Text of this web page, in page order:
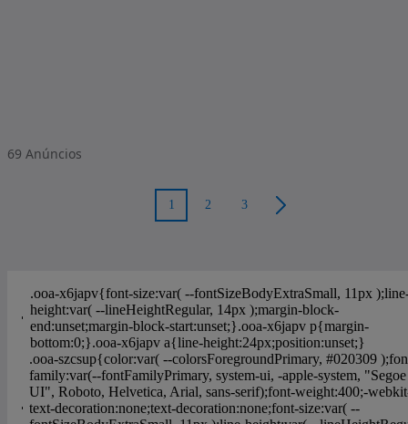
69 Anúncios
1 2 3